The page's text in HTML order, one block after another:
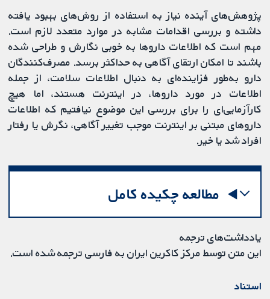
پژوهش‌های آینده نیاز به استفاده از روش‌های بهبود یافته
داشته و بررسی اقدامات مشابه در موارد متعدد لازم است.
مهم است که اطلاعات داروها به خوبی نگارش و طراحی شده
باشند تا امکان ارتقای آگاهی به حداکثر برسد. مصرف‌کنندگان
دارو به‌طور فزاینده‌ای به دنبال اطلاعات سلامت، از جمله
اطلاعات در مورد داروها، در اینترنت هستند، اما هیچ
کارآزمایی‌ای را برای بررسی این موضوع نیافتیم که اطلاعات
داروهای مبتنی بر اینترنت موجب تغییر آگاهی، نگرش یا رفتار
افراد شد یا خیر.
مطالعه چکیده کامل
یادداشت‌های ترجمه
این متن توسط مرکز کاکرین ایران به فارسی ترجمه شده است.
استناد